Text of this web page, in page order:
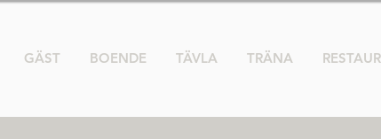
GÄST BOENDE TÄVLA TRÄNA